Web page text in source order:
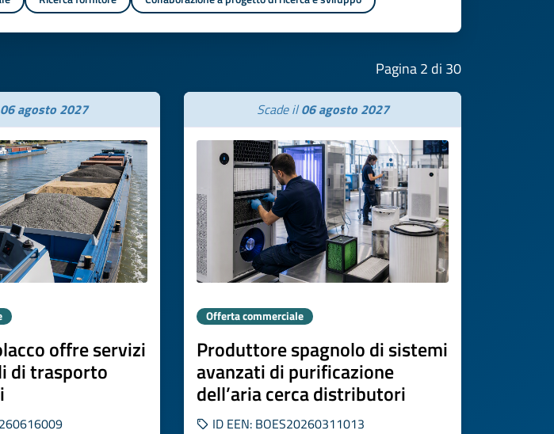
Pagina 2 di 30
06 agosto 2027
offre servizi
di trasporto
Scade il06 agosto 2027
Offerta commerciale
Produttore spagnolo di sistemi
avanzati di purificazione
dell’aria cerca distributori
ID EEN: BOES20260311013